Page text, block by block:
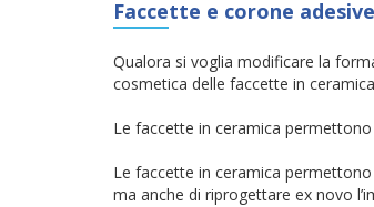
Faccette e corone
Qualora si voglia modificare la
cosmetica delle faccette in
Le faccette in ceramica
Le faccette in ceramica
ma anche di riprogettare ex novo